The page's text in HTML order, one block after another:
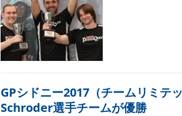
GPシドニー2017（チームリミテ
Schroder選手チームが優勝